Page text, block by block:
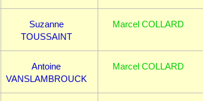
Suzanne
TOUSSAINT
Marcel COLLARD
Antoine
VANSLAMBROUCK
Marcel COLLARD